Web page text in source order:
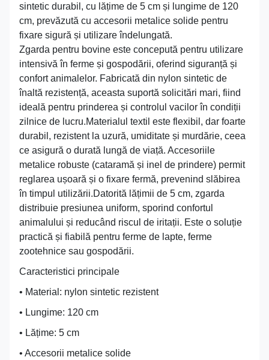
sintetic durabil, cu lățime de 5 cm și lungime de 120
cm, prevăzută cu accesorii metalice solide pentru
fixare sigură și utilizare îndelungată.
Zgarda pentru bovine este concepută pentru utilizare
intensivă în ferme și gospodării, oferind siguranță și
confort animalelor. Fabricată din nylon sintetic de
înaltă rezistență, aceasta suportă solicitări mari, fiind
ideală pentru prinderea și controlul vacilor în condiții
zilnice de lucru.Materialul textil este flexibil, dar foarte
durabil, rezistent la uzură, umiditate și murdărie, ceea
ce asigură o durată lungă de viață. Accesoriile
metalice robuste (cataramă și inel de prindere) permit
reglarea ușoară și o fixare fermă, prevenind slăbirea
în timpul utilizării.Datorită lățimii de 5 cm, zgarda
distribuie presiunea uniform, sporind confortul
animalului și reducând riscul de iritații. Este o soluție
practică și fiabilă pentru ferme de lapte, ferme
zootehnice sau gospodării.
Caracteristici principale
• Material: nylon sintetic rezistent
• Lungime: 120 cm
• Lățime: 5 cm
• Accesorii metalice solide